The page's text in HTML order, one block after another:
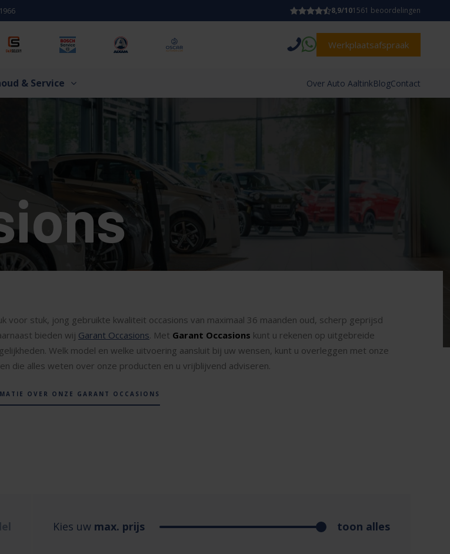
8,9/101561 beoordelingen
Werkplaatsafspraak
& Service Over Auto AaltinkBlogContact
voor stuk, jong gebruikte kwaliteit occasions van maximaal 36 maanden oud, scherp geprijsd
bieden wij Garant Occasions. Met Garant Occasions kunt u rekenen op uitgebreide
Welk model en welke uitvoering aansluit bij uw wensen, kunt u overleggen met onze
die alles weten over onze producten en u vrijblijvend adviseren.
OVER ONZE GARANT OCCASIONS
Kies uw max. prijs toon alles